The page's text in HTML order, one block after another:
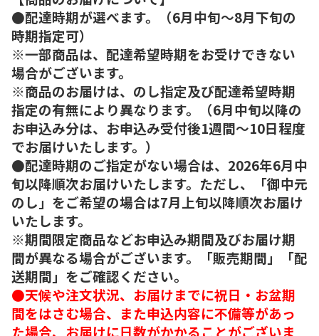
●配達時期が選べます。（6月中旬～8月下旬の
時期指定可）
※一部商品は、配達希望時期をお受けできない
場合がございます。
※商品のお届けは、のし指定及び配達希望時期
指定の有無により異なります。（6月中旬以降の
お申込み分は、お申込み受付後1週間～10日程度
でお届けいたします。）
●配達時期のご指定がない場合は、2026年6月中
旬以降順次お届けいたします。ただし、「御中元
のし」をご希望の場合は7月上旬以降順次お届け
いたします。
※期間限定商品などお申込み期間及びお届け期
間が異なる場合がございます。「販売期間」「配
送期間」をご確認ください。
●天候や注文状況、お届けまでに祝日・お盆期
間をはさむ場合、また申込内容に不備等があっ
た場合、お届けに日数がかかることがございま